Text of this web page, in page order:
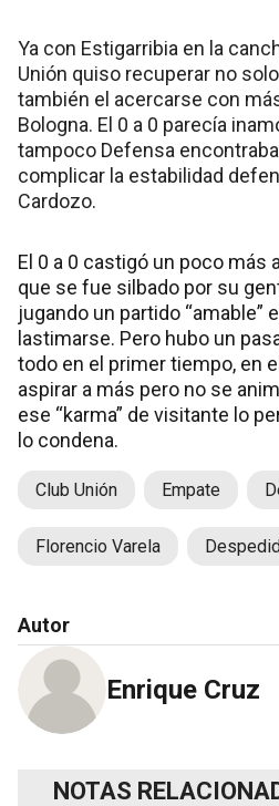
Ya con Estigarribia en la
Unión quiso recuperar no
también el acercarse con
Bologna. El 0 a 0 parecía
tampoco Defensa
complicar la estabilidad
Cardozo.
El 0 a 0 castigó un poco más
que se fue silbado por su
jugando un partido “amable”
lastimarse. Pero hubo un
todo en el primer tiempo, en
aspirar a más pero no se
ese “karma” de visitante lo
lo condena.
Club Unión Empate
Florencio Varela
Autor
Enrique Cruz
NOTAS